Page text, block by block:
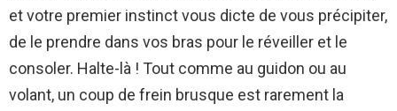
et votre premier instinct vous dicte de vous précipiter,
de le prendre dans vos bras pour le réveiller et le
consoler. Halte-là ! Tout comme au guidon ou au
volant, un coup de frein brusque est rarement la